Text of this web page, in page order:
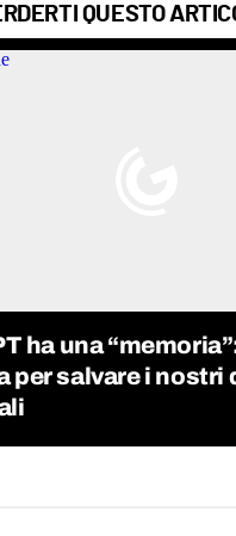
QUESTO
ha una
per salvare i nostri